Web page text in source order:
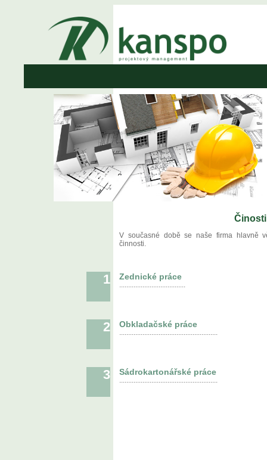
Činosti
V současné době se naše firma hlavně
činnosti.
1 Zednické práce
.....................................
2 Obkladačské práce
.......................................................
3 Sádrokartonářské práce
.......................................................